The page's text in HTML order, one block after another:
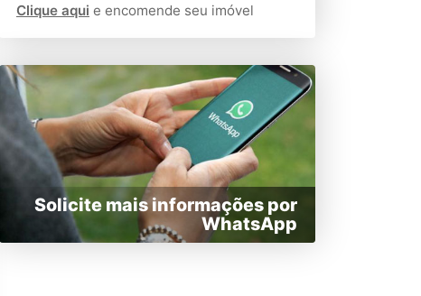
Clique aqui e encomende seu imóvel
Solicite mais informações por
WhatsApp